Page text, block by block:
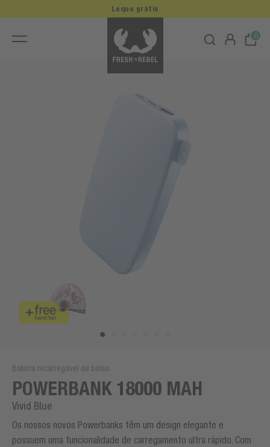
0
Leque grátis
Bateria recarregável de bolso
POWERBANK 18000 MAH
Vivid Blue
Os nossos novos Powerbanks têm um design elegante e
possuem uma funcionalidade de carregamento ultra rápido. Com